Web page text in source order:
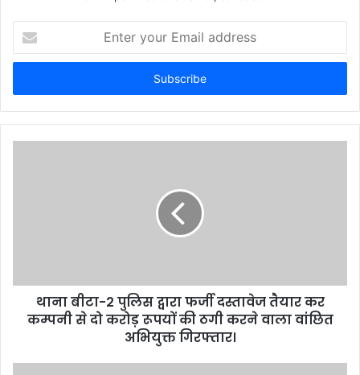
your
Email
थाना बीटा-2 पुलिस द्वारा फर्जी दस्तावेज तैयार कर
कम्पनी से दो करोड़ रूपयों की ठगी करने वाला वांछित
अभियुक्त गिरफ्तार।